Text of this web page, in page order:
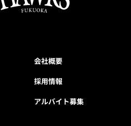
会社概要
採用情報
アルバイト募集